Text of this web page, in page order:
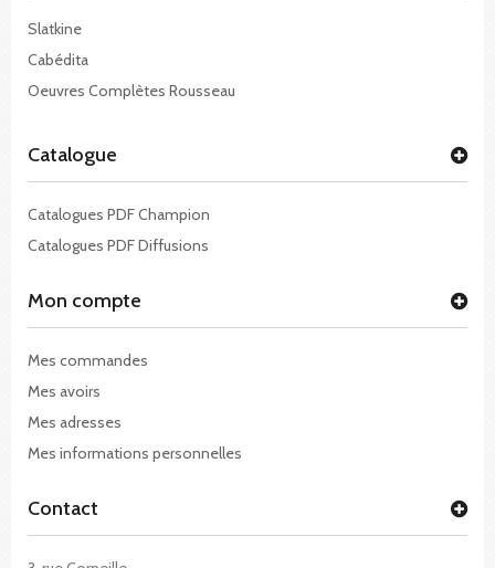
Slatkine
Cabédita
Oeuvres Complètes Rousseau
Catalogue
Catalogues PDF Champion
Catalogues PDF Diffusions
Mon compte
Mes commandes
Mes avoirs
Mes adresses
Mes informations personnelles
Contact